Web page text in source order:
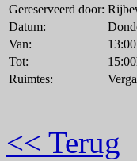
Gereserveerd door:
Datum:
Van:
Tot:
Ruimtes:
<< Terug